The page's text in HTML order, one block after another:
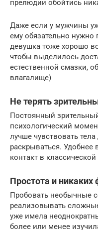
прелюдии обойтись
Даже если у мужчины
ему обязательно нужно
девушка тоже хорошо
чтобы выделилось
естественной смазки,
влагалище)
Не терять
Постоянный
психологический
лучше чувствовать тела
раскрываться. Удобнее
контакт в
Простота и никаких
Пробовать необычные
реализовывать
уже имела
более или менее